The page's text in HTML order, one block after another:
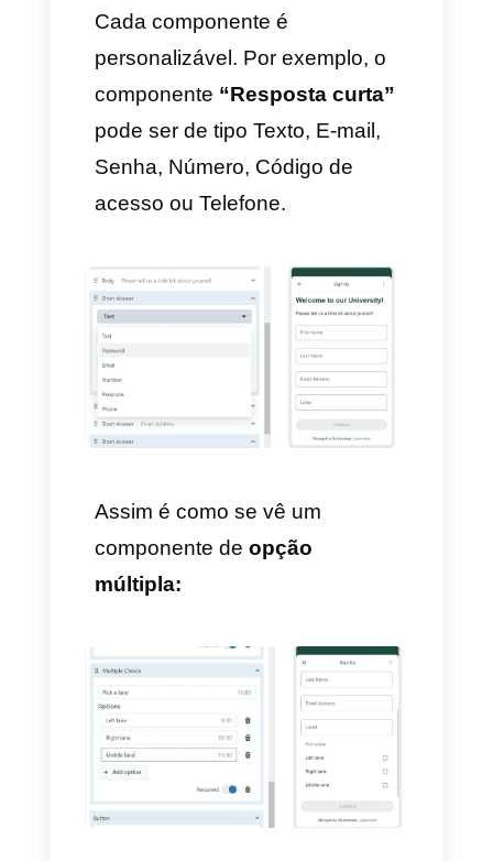
5) Agregar Seções
Você pode criar várias seções
como parte de um fluxo
esquerda e dando-lhe um nome
a sua tela:
6) Agregar conteúdo e
componentes
Você pode agregar vários